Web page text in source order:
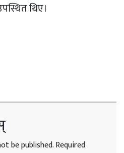
थिए।
be published.Required